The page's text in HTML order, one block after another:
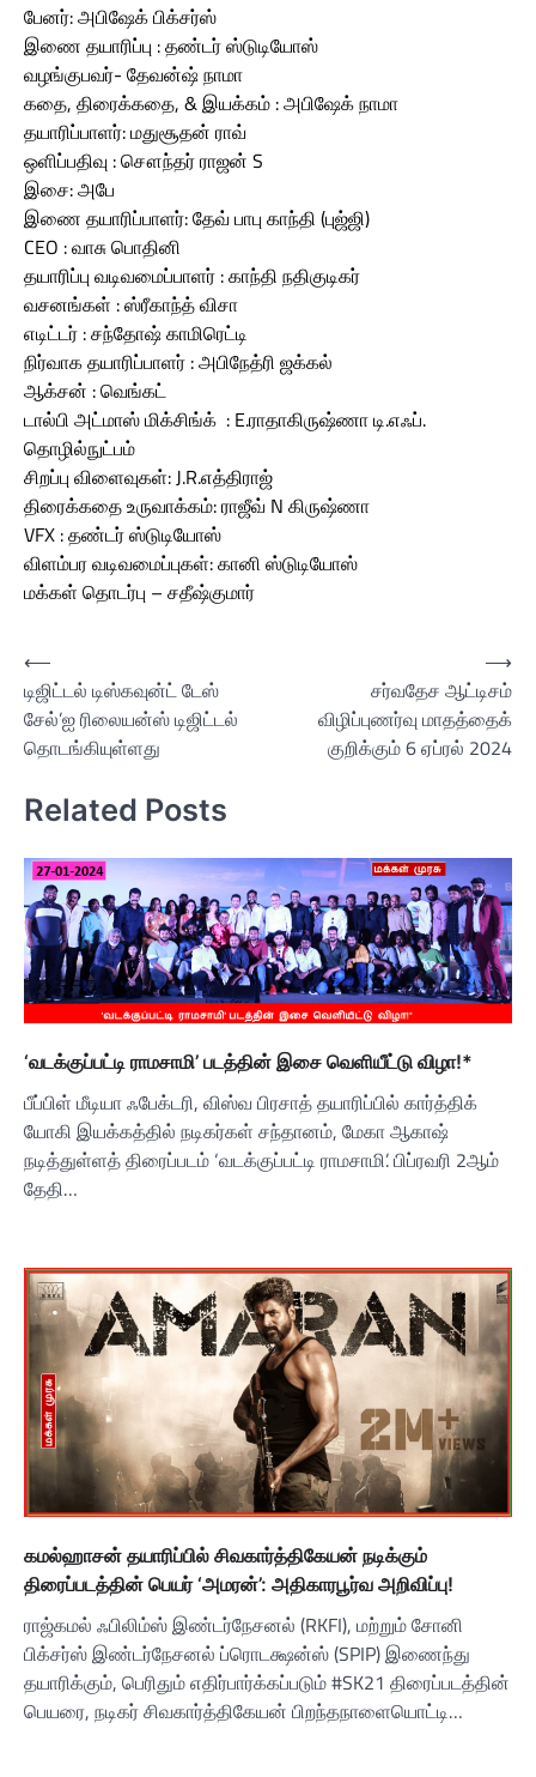
பேனர்: அபிஷேக் பிக்சர்ஸ்
இணை தயாரிப்பு : தண்டர் ஸ்டுடியோஸ்
வழங்குபவர்- தேவன்ஷ் நாமா
கதை, திரைக்கதை, & இயக்கம் : அபிஷேக் நாமா
தயாரிப்பாளர்: மதுசூதன் ராவ்
ஒளிப்பதிவு : சௌந்தர் ராஜன் S
இசை: அபே
இணை தயாரிப்பாளர்: தேவ் பாபு காந்தி (புஜ்ஜி)
CEO : வாசு பொதினி
தயாரிப்பு வடிவமைப்பாளர் : காந்தி நதிகுடிகர்
வசனங்கள் : ஸ்ரீகாந்த் விசா
எடிட்டர் : சந்தோஷ் காமிரெட்டி
நிர்வாக தயாரிப்பாளர் : அபிநேத்ரி ஜக்கல்
ஆக்சன் : வெங்கட்
டால்பி அட்மாஸ் மிக்சிங்க் : E.ராதாகிருஷ்ணா டி.எஃப்.
தொழில்நுட்பம்
சிறப்பு விளைவுகள்: J.R.எத்திராஜ்
திரைக்கதை உருவாக்கம்: ராஜீவ் N கிருஷ்ணா
VFX : தண்டர் ஸ்டுடியோஸ்
விளம்பர வடிவமைப்புகள்: கானி ஸ்டுடியோஸ்
மக்கள் தொடர்பு – சதீஷ்குமார்
Post
navigation
⟵
டிஜிட்டல் டிஸ்கவுன்ட் டேஸ்
சேல்’ஐ ரிலையன்ஸ் டிஜிட்டல்
தொடங்கியுள்ளது
சர்வதேச ஆட்டிசம்
விழிப்புணர்வு மாதத்தைக்
குறிக்கும் 6 ஏப்ரல் 2024
⟶
Related Posts
‘வடக்குப்பட்டி ராமசாமி’ படத்தின் இசை வெளியீட்டு விழா!*
பீப்பிள் மீடியா ஃபேக்டரி, விஸ்வ பிரசாத் தயாரிப்பில் கார்த்திக்
யோகி இயக்கத்தில் நடிகர்கள் சந்தானம், மேகா ஆகாஷ்
நடித்துள்ளத் திரைப்படம் ‘வடக்குப்பட்டி ராமசாமி’. பிப்ரவரி 2ஆம்
தேதி…
கமல்ஹாசன் தயாரிப்பில் சிவகார்த்திகேயன் நடிக்கும்
திரைப்படத்தின் பெயர் ‘அமரன்’: அதிகாரபூர்வ அறிவிப்பு!
ராஜ்கமல் ஃபிலிம்ஸ் இண்டர்நேசனல் (RKFI), மற்றும் சோனி
பிக்சர்ஸ் இண்டர்நேசனல் ப்ரொடக்ஷன்ஸ் (SPIP) இணைந்து
தயாரிக்கும், பெரிதும் எதிர்பார்க்கப்படும் #SK21 திரைப்படத்தின்
பெயரை, நடிகர் சிவகார்த்திகேயன் பிறந்தநாளையொட்டி…